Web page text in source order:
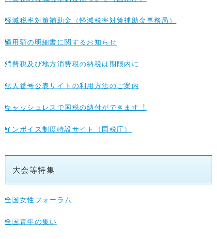
軽減税率対策補助金（軽減税率対策補助金事務局）
適用額の明細書に関するお知らせ
消費税及び地方消費税の納税は期限内に
法人番号公表サイトの利用方法のご案内
キャッシュレスで国税の納付ができます︕
インボイス制度特設サイト（国税庁）
大会等特集
全国女性フォーラム
全国青年の集い